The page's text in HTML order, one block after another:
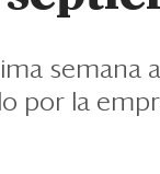
semana
por la